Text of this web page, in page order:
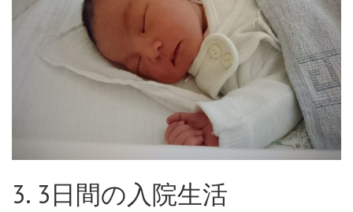
3. 3日間の入院生活